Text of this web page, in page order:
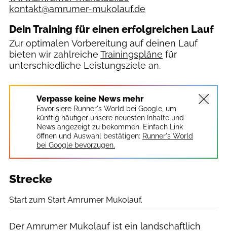
kontakt@amrumer-mukolauf.de
Dein Training für einen erfolgreichen Lauf
Zur optimalen Vorbereitung auf deinen Lauf
bieten wir zahlreiche Trainingspläne für
unterschiedliche Leistungsziele an.
Verpasse keine News mehr
Favorisiere Runner's World bei Google, um
künftig häufiger unsere neuesten Inhalte und
News angezeigt zu bekommen. Einfach Link
öffnen und Auswahl bestätigen: Runner's World
bei Google bevorzugen.
Strecke
Start zum Start Amrumer Mukolauf.
Der Amrumer Mukolauf ist ein landschaftlich